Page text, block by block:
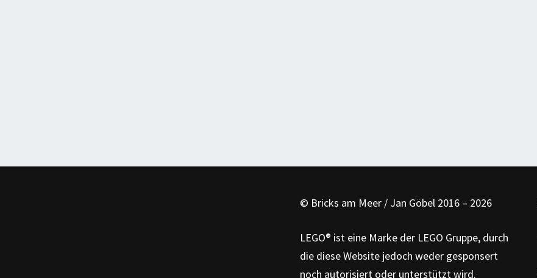
© Bricks am Meer / Jan Göbel 2016 – 2026
LEGO® ist eine Marke der LEGO Gruppe, durch
die diese Website jedoch weder gesponsert
noch autorisiert oder unterstützt wird.